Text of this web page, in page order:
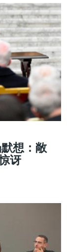
想：敞
讶